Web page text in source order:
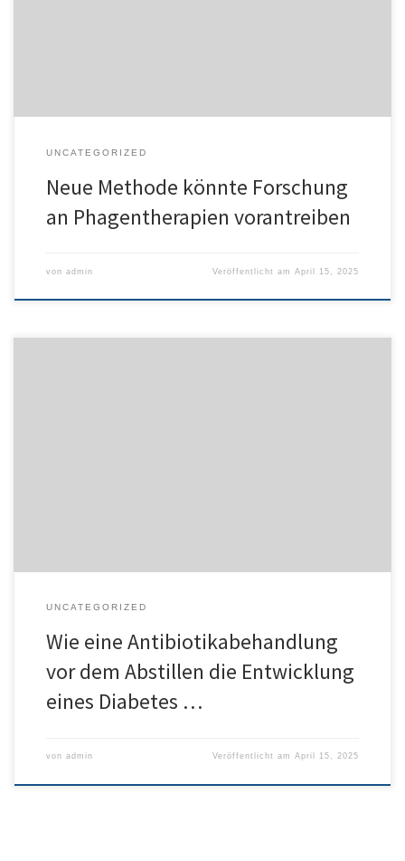
UNCATEGORIZED
Neue Methode könnte Forschung
an Phagentherapien vorantreiben
von admin Veröffentlicht amApril 15, 2025
UNCATEGORIZED
Wie eine Antibiotikabehandlung
vor dem Abstillen die Entwicklung
eines Diabetes …
von admin Veröffentlicht amApril 15, 2025